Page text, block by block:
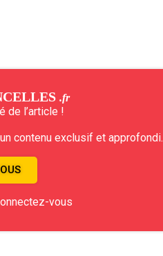
.fr
de l’article !
contenu exclusif et approfondi.
vous